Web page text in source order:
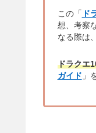
この「 ド
想、考察
なる際は、
ドラクエ
ガイド 」